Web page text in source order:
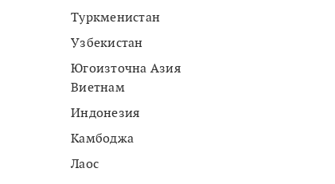
Туркменистан
Узбекистан
Югоизточна Азия
Виетнам
Индонезия
Камбоджа
Лаос